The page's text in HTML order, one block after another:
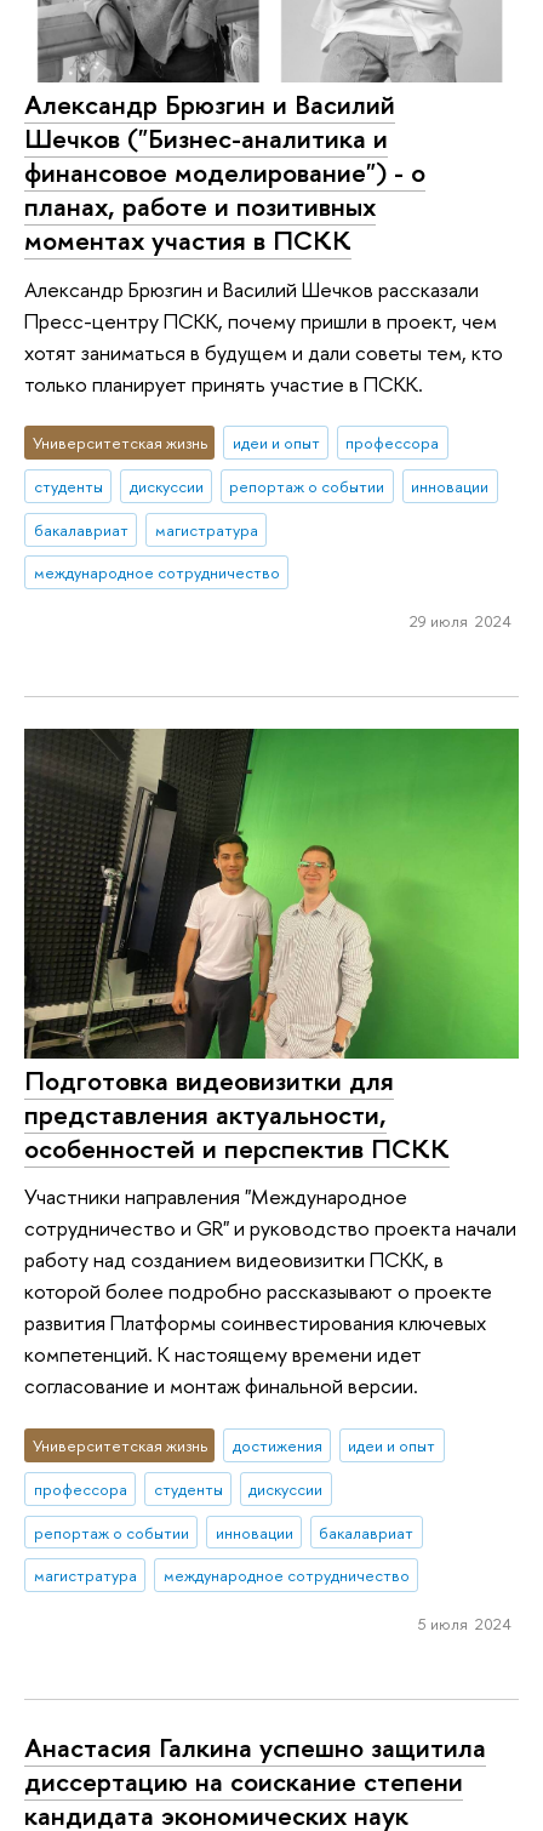
Александр Брюзгин и Василий
Шечков ("Бизнес-аналитика и
финансовое моделирование") - о
планах, работе и позитивных
моментах участия в ПСКК
Александр Брюзгин и Василий Шечков рассказали
Пресс-центру ПСКК, почему пришли в проект, чем
хотят заниматься в будущем и дали советы тем, кто
только планирует принять участие в ПСКК.
Университетская жизнь идеи и опыт
профессора
студенты
дискуссии репортаж о событии
инновации
бакалавриат
магистратура
международное сотрудничество
29 июля 2024
Подготовка видеовизитки для
представления актуальности,
особенностей и перспектив ПСКК
Участники направления "Международное
сотрудничество и GR" и руководство проекта начали
работу над созданием видеовизитки ПСКК, в
которой более подробно рассказывают о проекте
развития Платформы соинвестирования ключевых
компетенций. К настоящему времени идет
согласование и монтаж финальной версии.
Университетская жизнь достижения
идеи и опыт
профессора
студенты
дискуссии
репортаж о событии
инновации
бакалавриат
магистратура
международное сотрудничество
5 июля 2024
Анастасия Галкина успешно защитила
диссертацию на соискание степени
кандидата экономических наук